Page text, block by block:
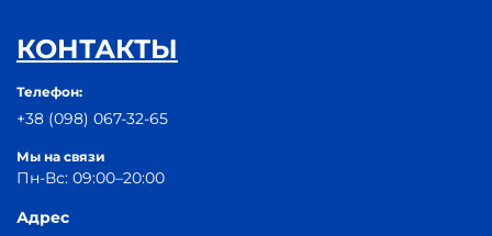
КОНТАКТЫ
Телефон:
+38 (098) 067-32-65
Мы на связи
Пн-Вс: 09:00–20:00
Адрес